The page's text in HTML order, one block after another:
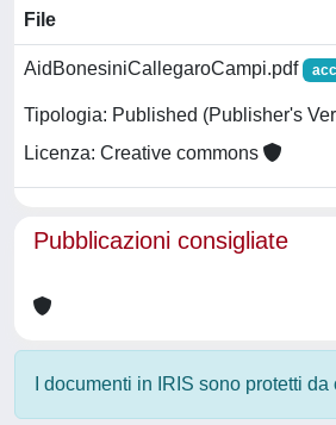
File
AidBonesiniCallegaroCampi.pdf
Tipologia: Published (Publisher's
Licenza: Creative commons
Pubblicazioni consigliate
I documenti in IRIS sono protetti